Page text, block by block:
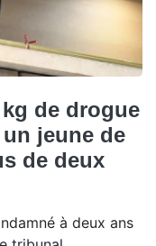
de drogue
jeune de
de deux
à deux ans